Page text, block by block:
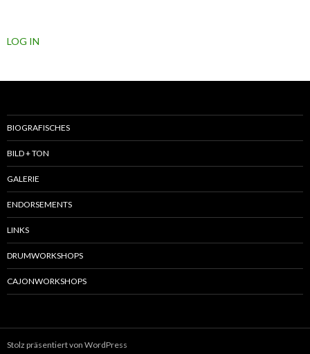
LOG IN
BIOGRAFISCHES
BILD + TON
GALERIE
ENDORSEMENTS
LINKS
DRUMWORKSHOPS
CAJONWORKSHOPS
Stolz präsentiert von WordPress